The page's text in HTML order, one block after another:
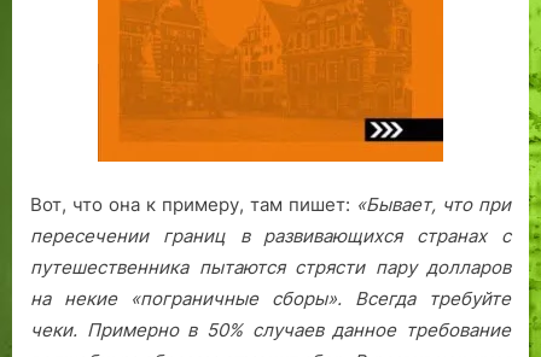
Вот, что она к примеру, там пишет: «Бывает, что при
пересечении границ в развивающихся странах с
путешественника пытаются стрясти пару долларов
на некие «пограничные сборы». Всегда требуйте
чеки. Примерно в 50% случаев данное требование